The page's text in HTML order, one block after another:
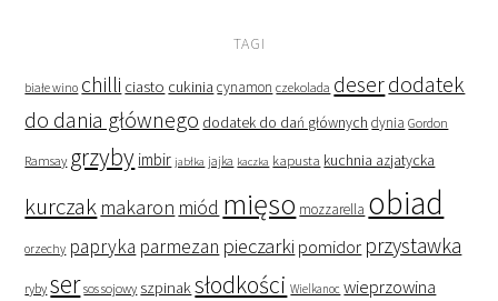
TAGI
białe wino chilli ciasto cukinia cynamon czekolada deserdodatek
do dania głównego dodatek do dań głównych dynia Gordon
Ramsay grzyby imbir jabłka jajka kaczka kapusta kuchnia azjatycka
kurczak makaron miód mięso mozzarella obiad
orzechy papryka parmezan pieczarki pomidor przystawka
ryby ser sos sojowy szpinaksłodkości Wielkanoc wieprzowina